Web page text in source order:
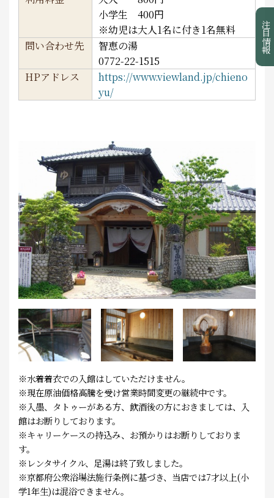
注目情報
小学生 400円
※幼児は大人1名に付き1名無料
問い合わせ先
智恵の湯
0772-22-1515
HPアドレス
https://www.viewland.jp/chieno
yu/
※水着着衣での入館はしていただけません。
※現在原油価格高騰を受け営業時間変更の継続中です。
※入墨、タトゥーがある方、飲酒後の方におきましては、入
館はお断りしております。
※キャリーケースの持込み、お預かりはお断りしておりま
す。
※レンタサイクル、足湯は終了致しました。
※京都府公衆浴場法施行条例に基づき、当店では7才以上(小
学1年生)は混浴できません。